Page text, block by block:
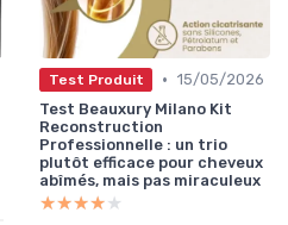
Test Produit • 15/05/2026
Test Beauxury Milano Kit
Reconstruction
Professionnelle : un trio
plutôt efficace pour cheveux
abîmés, mais pas miraculeux
★★★★★
★★★★★